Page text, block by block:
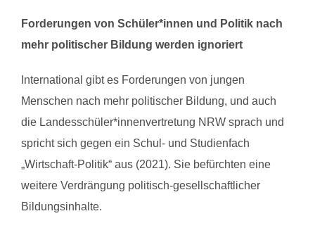
Forderungen von Schüler*innen und Politik nach
mehr politischer Bildung werden ignoriert
International gibt es Forderungen von jungen
Menschen nach mehr politischer Bildung, und auch
die Landesschüler*innenvertretung NRW sprach und
spricht sich gegen ein Schul- und Studienfach
„Wirtschaft-Politik“ aus (2021). Sie befürchten eine
weitere Verdrängung politisch-gesellschaftlicher
Bildungsinhalte.